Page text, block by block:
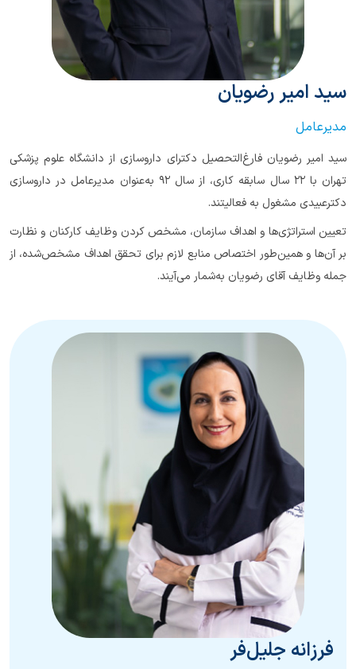
سید امیر رضویان
مدیرعامل
سید امیر رضویان فارغ‌التحصیل دکترای داروسازی از دانشگاه علوم پزشکی
تهران با ۲۲ سال سابقه کاری، از سال ۹۲ به‌عنوان مدیرعامل در داروسازی
دکتر‌عبیدی مشغول به فعالیتند.
تعیین استراتژی‌ها و اهداف سازمان، مشخص کردن وظایف کارکنان و نظارت
بر آن‌ها و همین‌طور اختصاص منابع لازم برای تحقق اهداف مشخص‌شده، از
جمله وظایف آقای رضویان به‌شمار می‌آیند.
فرزانه جلیل‌فر